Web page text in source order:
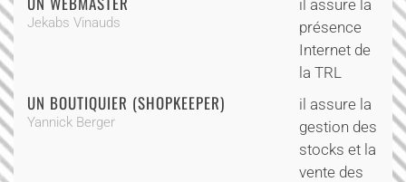
Jekabs Vinauds
il assure la
présence
Internet de
la TRL
UN BOUTIQUIER (SHOPKEEPER)
Yannick Berger
il assure la
gestion des
stocks et la
vente des